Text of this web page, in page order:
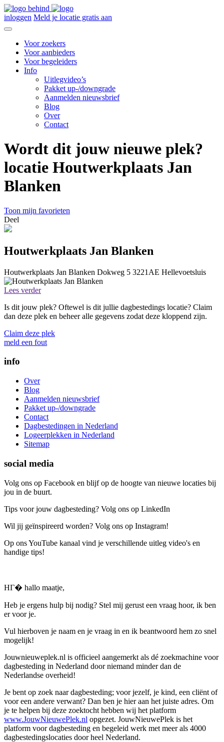
inloggen Meld je locatie gratis aan
Voor zoekers
Voor aanbieders
Voor begeleiders
Info
Uitlegvideo’s
Pakket up-/downgrade
Aanmelden nieuwsbrief
Blog
Over
Contact
Wordt dit jouw nieuwe plek?
locatie Houtwerkplaats Jan
Blanken
Toon mijn favorieten
Deel
Houtwerkplaats Jan Blanken
Houtwerkplaats Jan Blanken Dokweg 5 3221AE Hellevoetsluis
Lees verder
Is dit jouw plek? Oftewel is dit jullie dagbestedings locatie? Claim
dan deze plek en beheer alle gegevens zodat deze kloppend zijn.
Claim deze plek
meld een fout
info
Over
Blog
Aanmelden nieuwsbrief
Pakket up-/downgrade
Contact
Dagbestedingen in Nederland
Logeerplekken in Nederland
Sitemap
social media
Volg ons op Facebook en blijf op de hoogte van nieuwe locaties bij
jou in de buurt.
Tips voor jouw dagbesteding? Volg ons op LinkedIn
Wil jij geïnspireerd worden? Volg ons op Instagram!
Op ons YouTube kanaal vind je verschillende uitleg video's en
handige tips!
HГ� hallo maatje,
Heb je ergens hulp bij nodig? Stel mij gerust een vraag hoor, ik ben
er voor je.
Vul hierboven je naam en je vraag in en ik beantwoord hem zo snel
mogelijk!
Jouwnieuweplek.nl is officieel aangemerkt als dé zoekmachine voor
dagbesteding in Nederland door niemand minder dan de
Nederlandse overheid!
Je bent op zoek naar dagbesteding; voor jezelf, je kind, een cliënt of
voor een andere verwant? Dan ben je hier aan het juiste adres. Om
je te helpen bij deze zoektocht hebben wij het platform
www.JouwNieuwePlek.nl opgezet. JouwNieuwePlek is het
platform voor dagbesteding en begeleid werk met meer als 4000
dagbestedingslocaties door heel Nederland.